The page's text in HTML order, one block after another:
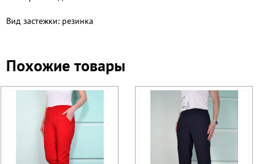
Вид застежки: резинка
Похожие товары